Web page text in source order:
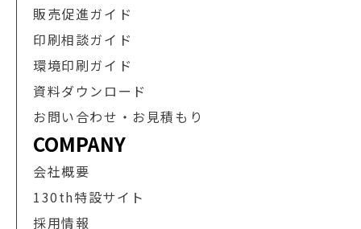
販売促進ガイド
印刷相談ガイド
環境印刷ガイド
資料ダウンロード
お問い合わせ・お見積もり
COMPANY
会社概要
130th特設サイト
採用情報